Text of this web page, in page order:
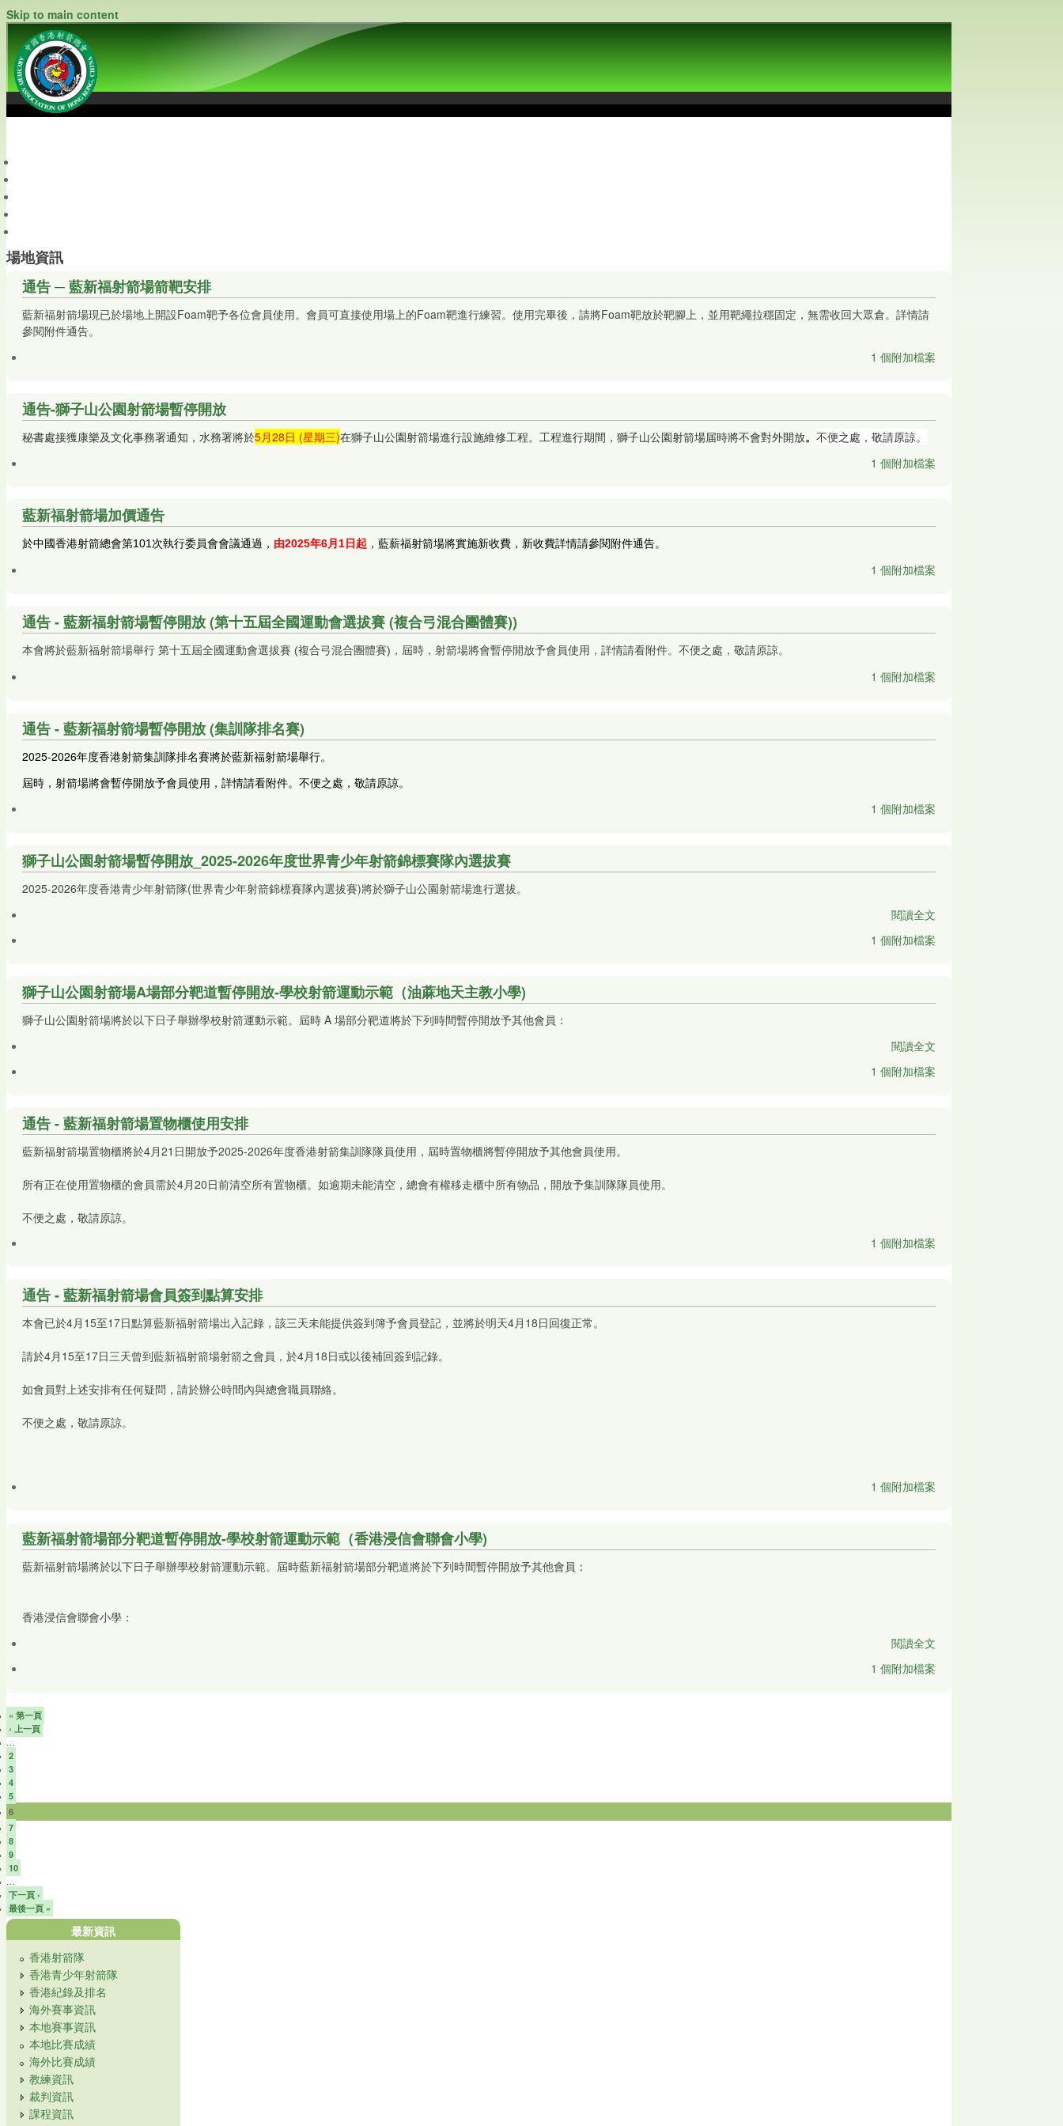
Skip to main content
場地資訊
通告 ─ 藍新福射箭場箭靶安排
藍新福射箭場現已於場地上開設Foam靶予各位會員使用。會員可直接使用場上的Foam靶進行練習。使用完畢後，請將Foam靶放於靶腳上，並用靶繩拉穩固定，無需收回大眾倉。 詳情請
參閱附件通告。
1 個附加檔案
通告-獅子山公園射箭場暫停開放
秘書處接獲康樂及文化事務署通知，水務署將於5月28日 (星期三)在獅子山公園射箭場進行設施維修工程。工程進行期間，獅子山公園射箭場届時將不會對外開放。 不便之處，敬請原諒。
1 個附加檔案
藍新福射箭場加價通告
於中國香港射箭總會第101次執行委員會會議通過， 由2025年6月1日起 ，藍薪福射箭場將實施新收費，新收費詳情請參閱附件通告。
1 個附加檔案
通告 - 藍新福射箭場暫停開放 (第十五屆全國運動會選拔賽 (複合弓混合團體賽))
本會將於藍新福射箭場舉行 第十五屆全國運動會選拔賽 (複合弓混合團體賽)，屆時，射箭場將會暫停開放予會員使用，詳情請看附件。不便之處，敬請原諒。
1 個附加檔案
通告 - 藍新福射箭場暫停開放 (集訓隊排名賽)
2025-2026年度香港射箭集訓隊排名賽將於藍新福射箭場舉行。
屆時，射箭場將會暫停開放予會員使用， 詳情請看附件。不便之處，敬請原諒。
1 個附加檔案
獅子山公園射箭場暫停開放_2025-2026年度世界青少年射箭錦標賽隊內選拔賽
2025-2026年度香港青少年射箭隊(世界青少年射箭錦標賽隊內選拔賽)將於獅子山公園射箭場進行選拔。
閱讀全文
1 個附加檔案
獅子山公園射箭場A場部分靶道暫停開放-學校射箭運動示範（油蔴地天主教小學)
獅子山公園射箭場將於以下日子舉辦學校射箭運動示範。屆時 A 場部分靶道將於下列時間暫停開放予其他會員：
閱讀全文
1 個附加檔案
通告 - 藍新福射箭場置物櫃使用安排
藍新福射箭場置物櫃將於4月21日開放予2025-2026年度香港射箭集訓隊隊員使用，屆時置物櫃將暫停開放予其他會員使用。
所有正在使用置物櫃的會員需於4月20日前清空所有置物櫃。如逾期未能清空，總會有權移走櫃中所有物品，開放予集訓隊隊員使用。
不便之處，敬請原諒。
1 個附加檔案
通告 - 藍新福射箭場會員簽到點算安排
本會已於4月15至17日點算藍新福射箭場出入記錄，該三天未能提供簽到簿予會員登記，並將於明天4月18日回復正常。
請於4月15至17日三天曾到藍新福射箭場射箭之會員，於4月18日或以後補回簽到記錄。
如會員對上述安排有任何疑問，請於辦公時間內與總會職員聯絡。
不便之處，敬請原諒。
1 個附加檔案
藍新福射箭場部分靶道暫停開放-學校射箭運動示範（香港浸信會聯會小學)
藍新福射箭場將於以下日子舉辦學校射箭運動示範。屆時藍新福射箭場部分靶道將於下列時間暫停開放予其他會員：
香港浸信會聯會小學：
閱讀全文
1 個附加檔案
« 第一頁
‹ 上一頁
…
2
3
4
5
6
7
8
9
10
…
下一頁 ›
最後一頁 »
最新資訊
香港射箭隊
香港青少年射箭隊
香港紀錄及排名
海外賽事資訊
本地賽事資訊
本地比賽成績
海外比賽成績
教練資訊
裁判資訊
課程資訊